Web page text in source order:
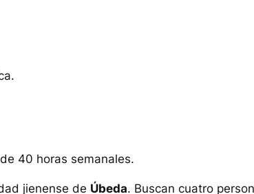
40 horas semanales.
jienense de Úbeda. Buscan cuatro